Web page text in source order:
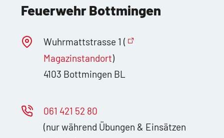
Feuerwehr Bottmingen
Wuhrmattstrasse 1 (
Magazinstandort)
4103 Bottmingen BL
061 421 52 80
(nur während Übungen & Einsätzen